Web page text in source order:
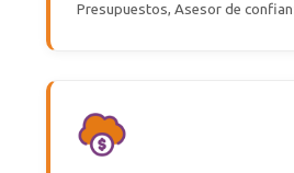
Presupuestos, Asesor de